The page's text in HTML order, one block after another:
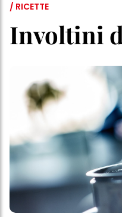
/ RICETTE
Involtini